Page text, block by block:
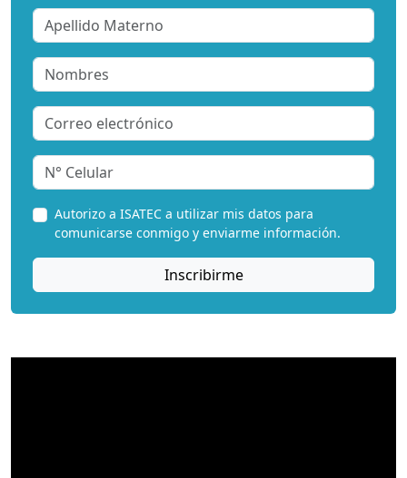
Autorizo a ISATEC a utilizar mis datos para
comunicarse conmigo y enviarme información.
Inscribirme